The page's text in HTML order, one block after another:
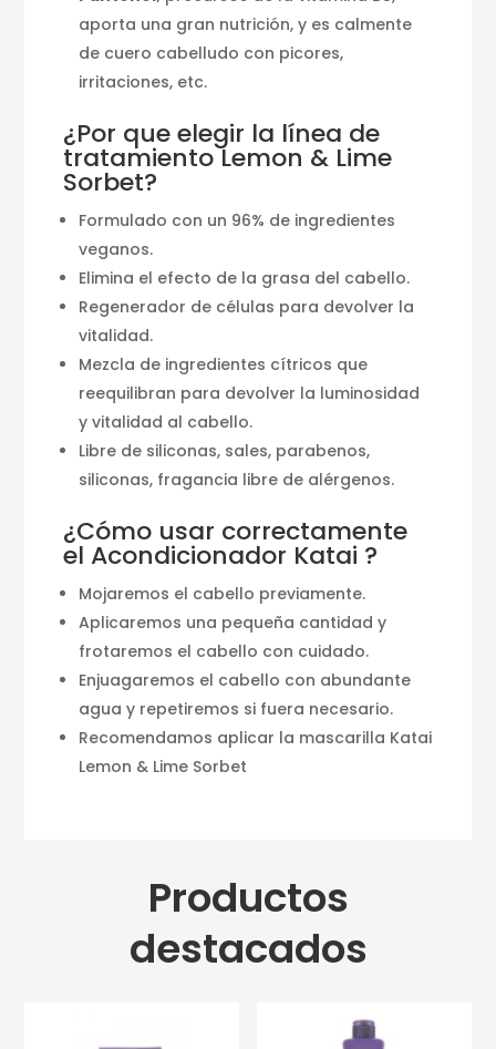
aporta una gran nutrición, y es calmente
de cuero cabelludo con picores,
irritaciones, etc.
¿Por que elegir la línea de
tratamiento Lemon & Lime
Sorbet?
Formulado con un 96% de ingredientes
veganos.
Elimina el efecto de la grasa del cabello.
Regenerador de células para devolver la
vitalidad.
Mezcla de ingredientes cítricos que
reequilibran para devolver la luminosidad
y vitalidad al cabello.
Libre de siliconas, sales, parabenos,
siliconas, fragancia libre de alérgenos.
¿Cómo usar correctamente
el Acondicionador Katai ?
Mojaremos el cabello previamente.
Aplicaremos una pequeña cantidad y
frotaremos el cabello con cuidado.
Enjuagaremos el cabello con abundante
agua y repetiremos si fuera necesario.
Recomendamos aplicar la mascarilla Katai
Lemon & Lime Sorbet
Productos
destacados